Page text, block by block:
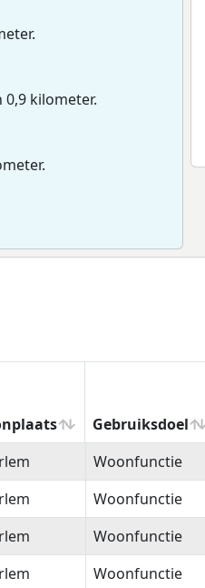
kilometer.
Gebruiksdoel
Gebruiksdoel
Woonfunctie
Woonfunctie
Woonfunctie
Woonfunctie